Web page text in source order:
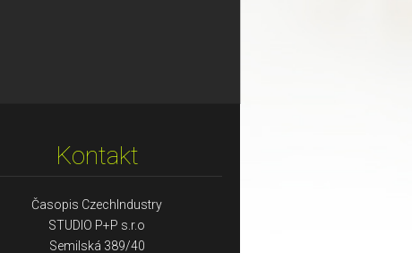
Kontakt
Časopis CzechIndustry
STUDIO P+P s.r.o
Semilská 389/40